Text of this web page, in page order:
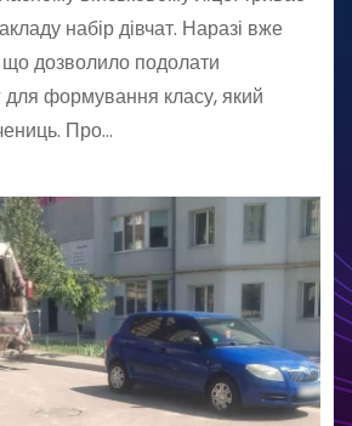
набір дівчат. Наразі вже
що дозволило подолати
для формування класу, який
Про…